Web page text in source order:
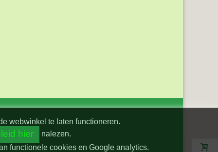
webwinkel te laten functioneren.
hier
nalezen.
functionele cookies en Google analytics.